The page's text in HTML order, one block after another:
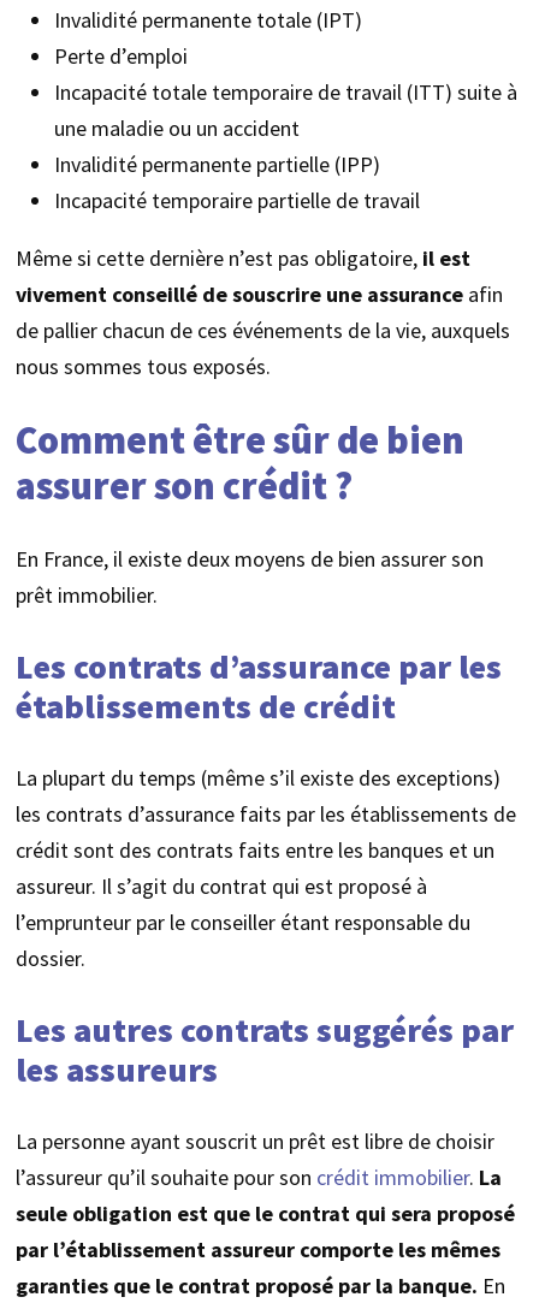
Invalidité permanente totale (IPT)
Perte d’emploi
Incapacité totale temporaire de travail (ITT) suite à
une maladie ou un accident
Invalidité permanente partielle (IPP)
Incapacité temporaire partielle de travail
Même si cette dernière n’est pas obligatoire, il est
vivement conseillé de souscrire une assuranceafin
de pallier chacun de ces événements de la vie, auxquels
nous sommes tous exposés.
Comment être sûr de bien
assurer son crédit ?
En France, il existe deux moyens de bien assurer son
prêt immobilier.
Les contrats d’assurance par les
établissements de crédit
La plupart du temps (même s’il existe des exceptions)
les contrats d’assurance faits par les établissements de
crédit sont des contrats faits entre les banques et un
assureur. Il s’agit du contrat qui est proposé à
l’emprunteur par le conseiller étant responsable du
dossier.
Les autres contrats suggérés par
les assureurs
La personne ayant souscrit un prêt est libre de choisir
l’assureur qu’il souhaite pour son crédit immobilier. La
seule obligation est que le contrat qui sera proposé
par l’établissement assureur comporte les mêmes
garanties que le contrat proposé par la banque. En